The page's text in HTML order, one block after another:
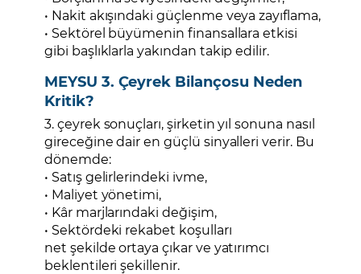
• Nakit akışındaki güçlenme veya zayıflama,
• Sektörel büyümenin finansallara etkisi
gibi başlıklarla yakından takip edilir.
MEYSU 3. Çeyrek Bilançosu Neden
Kritik?
3. çeyrek sonuçları, şirketin yıl sonuna nasıl
gireceğine dair en güçlü sinyalleri verir. Bu
dönemde:
• Satış gelirlerindeki ivme,
• Maliyet yönetimi,
• Kâr marjlarındaki değişim,
• Sektördeki rekabet koşulları
net şekilde ortaya çıkar ve yatırımcı
beklentileri şekillenir.